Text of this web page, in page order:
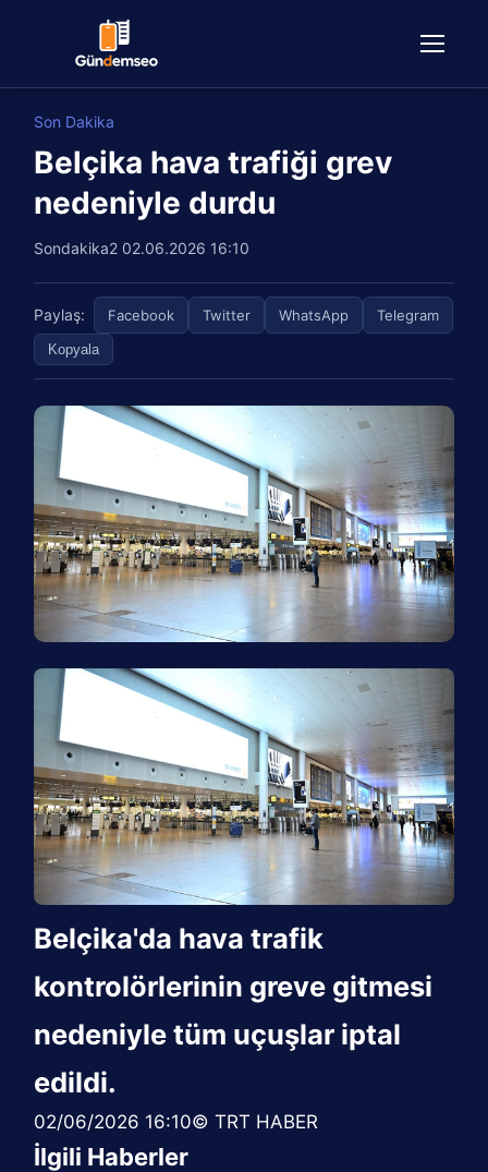
Son Dakika
Belçika hava trafiği grev
nedeniyle durdu
Sondakika2 02.06.2026 16:10
Paylaş: Facebook Twitter WhatsApp Telegram
Kopyala
Belçika'da hava trafik
kontrolörlerinin greve gitmesi
nedeniyle tüm uçuşlar iptal
edildi.
02/06/2026 16:10© TRT HABER
İlgili Haberler